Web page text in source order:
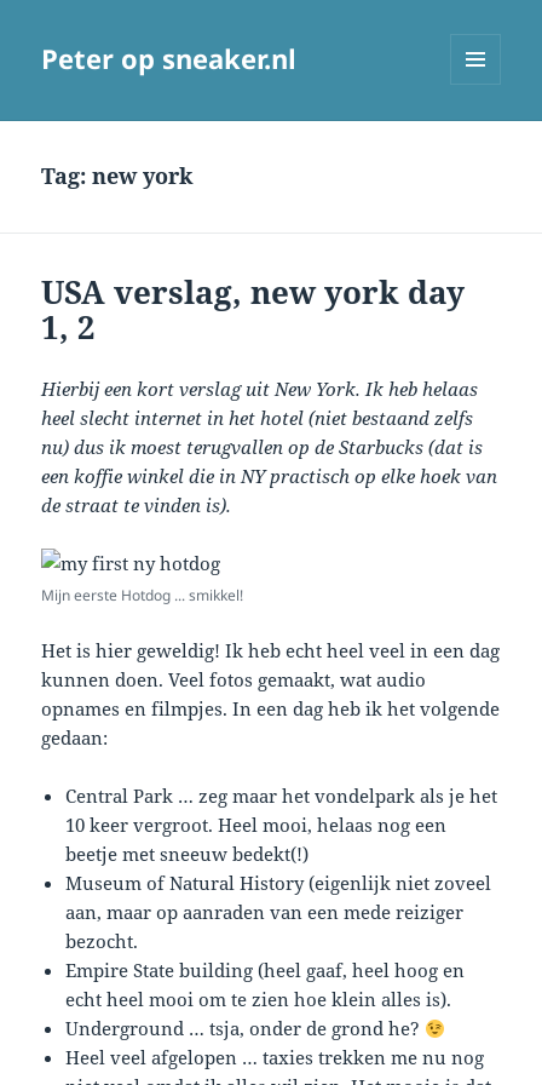
Peter op sneaker.nl
Tag:new york
USA verslag, new york day
1, 2
Hierbij een kort verslag uit New York. Ik heb helaas
heel slecht internet in het hotel (niet bestaand zelfs
nu) dus ik moest terugvallen op de Starbucks (dat is
een koffie winkel die in NY practisch op elke hoek van
de straat te vinden is).
Mijn eerste Hotdog ... smikkel!
Het is hier geweldig! Ik heb echt heel veel in een dag
kunnen doen. Veel fotos gemaakt, wat audio
opnames en filmpjes. In een dag heb ik het volgende
gedaan:
Central Park … zeg maar het vondelpark als je het
10 keer vergroot. Heel mooi, helaas nog een
beetje met sneeuw bedekt(!)
Museum of Natural History (eigenlijk niet zoveel
aan, maar op aanraden van een mede reiziger
bezocht.
Empire State building (heel gaaf, heel hoog en
echt heel mooi om te zien hoe klein alles is).
Underground … tsja, onder de grond he?
Heel veel afgelopen … taxies trekken me nu nog